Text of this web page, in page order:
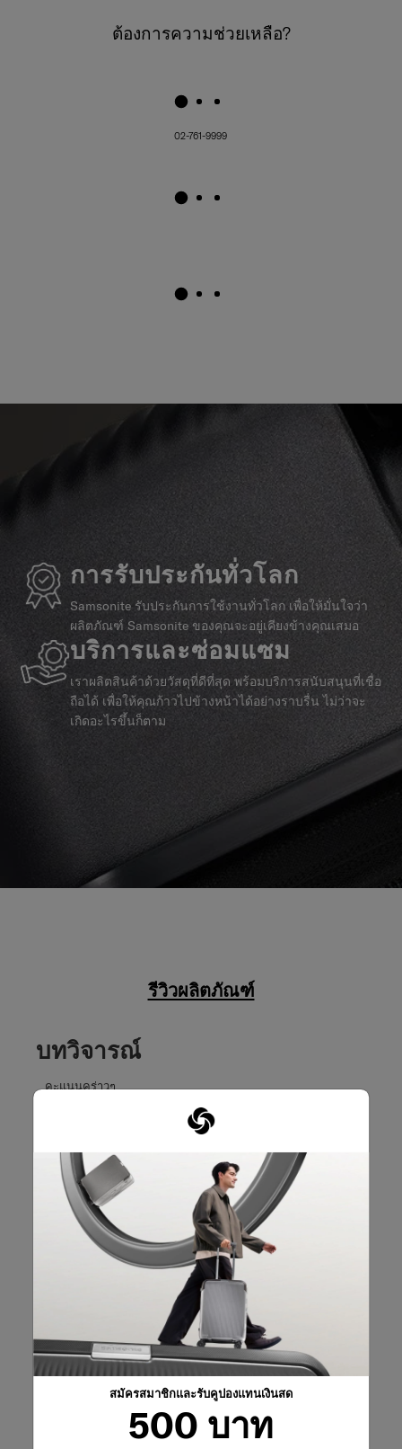
สมัครสมาชิกและรับคูปองแทนเงินสด
500 บาท
ต้องการความช่วยเหลือ?
02-761-9999
การรับประกันทั่วโลก
Samsonite รับประกันการใช้งานทั่วโลก เพื่อให้มั่นใจว่า
ผลิตภัณฑ์ Samsonite ของคุณจะอยู่เคียงข้างคุณเสมอ
บริการและซ่อมแซม
เราผลิตสินค้าด้วยวัสดุที่ดีที่สุด พร้อมบริการสนับสนุนที่เชื่อ
ถือได้ เพื่อให้คุณก้าวไปข้างหน้าได้อย่างราบรื่น ไม่ว่าจะ
เกิดอะไรขึ้นก็ตาม
รีวิวผลิตภัณฑ์
บทวิจารณ์
คะแนนคร่าวๆ
เลือกแถวด้านล่างเพื่อกรองบทวิจารณ์
5 ดาวดาว
4 ดาวดาว
3 ดาว ดาว
2 ดาวดาว
ดาว
4.0 3 บทวิจารณ์
เขียนรีวิว